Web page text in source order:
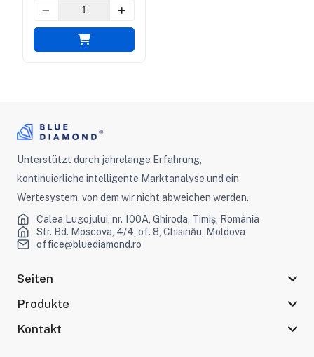
Unterstützt durch jahrelange Erfahrung,
kontinuierliche intelligente Marktanalyse und ein
Wertesystem, von dem wir nicht abweichen werden.
Calea Lugojului, nr. 100A, Ghiroda, Timiș, România
Str. Bd. Moscova, 4/4, of. 8, Chisinău, Moldova
office@bluediamond.ro
Seiten
Produkte
Kontakt